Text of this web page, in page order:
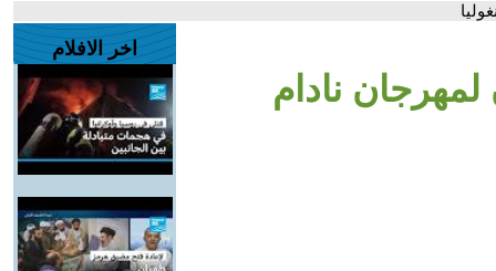
نادام
اخر الافلام